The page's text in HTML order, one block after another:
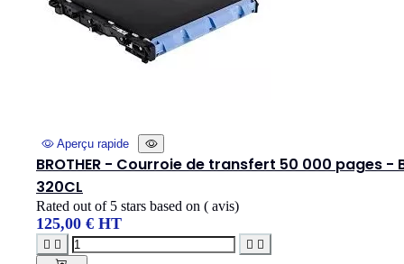
Aperçu rapide
BROTHER - Courroie de transfert 50 000 pages -
320CL
Rated out of 5 stars based on ( avis)
125,00 € HT
   